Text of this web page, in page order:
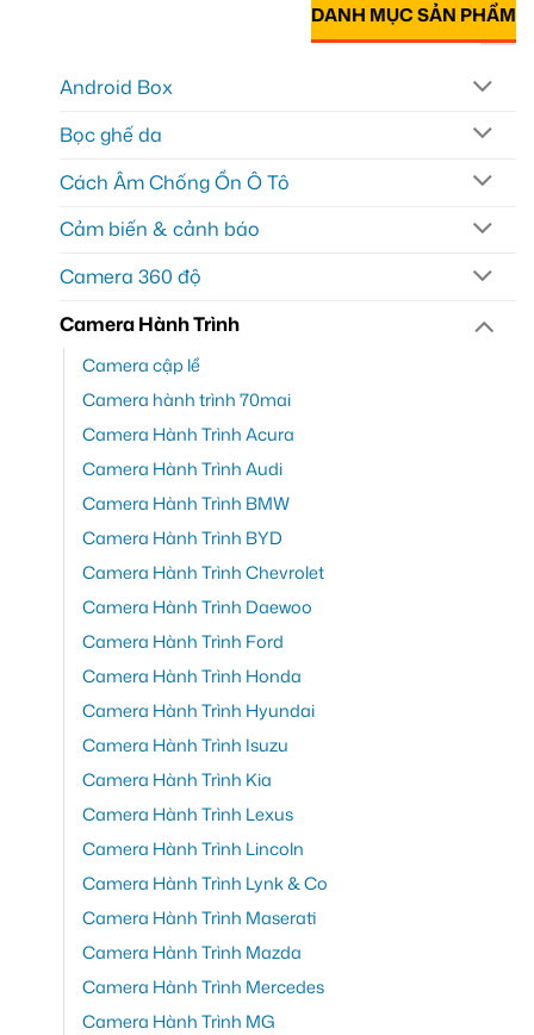
DANH MỤC SẢN PHẨM
Android Box
Bọc ghế da
Cách Âm Chống Ồn Ô Tô
Cảm biến & cảnh báo
Camera 360 độ
Camera Hành Trình
Camera cập lề
Camera hành trình 70mai
Camera Hành Trình Acura
Camera Hành Trình Audi
Camera Hành Trình BMW
Camera Hành Trình BYD
Camera Hành Trình Chevrolet
Camera Hành Trình Daewoo
Camera Hành Trình Ford
Camera Hành Trình Honda
Camera Hành Trình Hyundai
Camera Hành Trình Isuzu
Camera Hành Trình Kia
Camera Hành Trình Lexus
Camera Hành Trình Lincoln
Camera Hành Trình Lynk & Co
Camera Hành Trình Maserati
Camera Hành Trình Mazda
Camera Hành Trình Mercedes
Camera Hành Trình MG